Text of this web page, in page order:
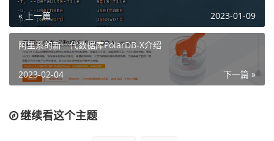
决即可。
6、安装PolarDB
pxd tryout
毕了。
« 上一篇 2023-01-09
阿里系的新一代数据库PolarDB-X介绍
下一篇 »
2023-02-04
继续看这个主题